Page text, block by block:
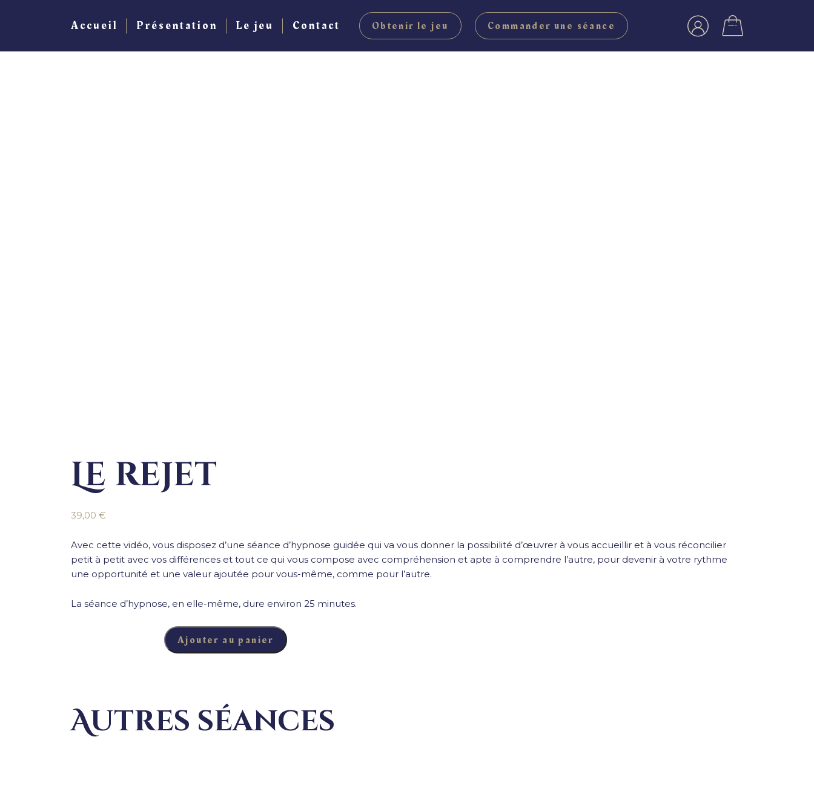
Accueil Présentation Le jeu Contact Obtenir le jeu Commander une séance
Le rejet
39,00 €
Avec cette vidéo, vous disposez d’une séance d’hypnose guidée qui va vous donner la possibilité d’œuvrer à vous accueillir et à vous réconcilier
petit à petit avec vos différences et tout ce qui vous compose avec compréhension et apte à comprendre l’autre, pour devenir à votre rythme
une opportunité et une valeur ajoutée pour vous-même, comme pour l’autre.
La séance d’hypnose, en elle-même, dure environ 25 minutes.
Ajouter au panier
Autres séances